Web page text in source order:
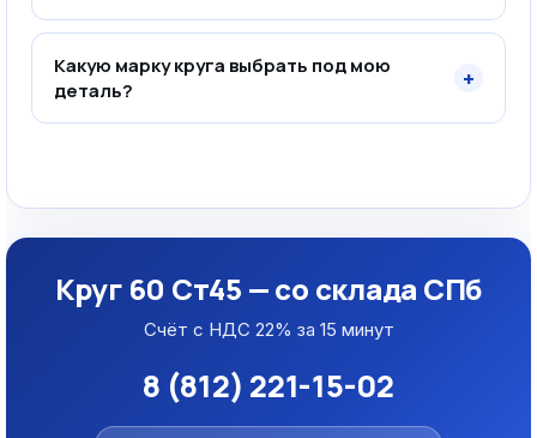
Какую марку круга выбрать под мою
деталь?
+
Круг 60 Ст45 — со склада СПб
Счёт с НДС 22% за 15 минут
8 (812) 221-15-02